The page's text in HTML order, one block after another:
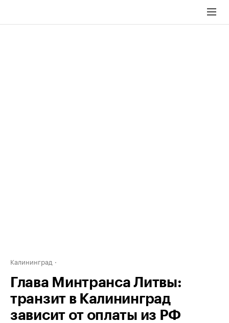
Калининград
Глава Минтранса Литвы:
транзит в Калининград
зависит от оплаты из РФ